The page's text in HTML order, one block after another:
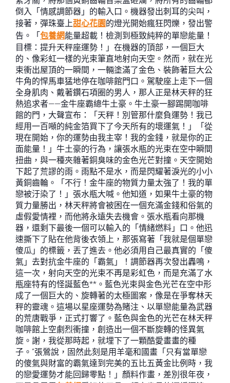
倒入「情感調節器」的輸入口。機器發出刺耳的尖叫，
接著，彈珠臺上甜心花園的燈光開始瘋狂閃爍，發出警
告。「包養網能量超載！檢測到極致純粹的單戀能量！
目標：提升天秤座運勢！」在機器的頂部，一個巨大
的、像彩虹一樣的光束筆直地射向天空。然而，就在光
束衝出屋頂的一瞬間，一輛塗滿了金色、裝飾著巨大公
牛角的悍馬車猛地停在咖啡館門口。駕駛座上走下一個
全身肌肉、戴著鑽石項圈的男人，那人正是林天秤的狂
熱追求者——金牛座霸總牛土豪。牛土豪一腳踢開咖啡
館的門，大聲宣布：「天秤！別管那什麼負運勢！我已
經用一百噸的純金箔買下了今天所有的壞運氣！」「從
現在開始，你的運勢由我主宰！我的金錢，就是你的正
面能量！」牛土豪的行為，讓張水瓶的光束在空中瞬間
扭曲，與一種夾雜著銅臭味的金色光芒對撞。天空開始
下起了荒謬的雨。雨點不是水，而是閃耀著淚光的小小
黃銅齒輪。「不行！金牛座的物質力量太強了！我的單
戀被汙染了！」張水瓶大喊。他知道，如果牛土豪的物
質力量勝出，林天秤將會被困在一個充滿金錢和俗氣的
虛假愛情裡，而他將永遠失去機會。張水瓶看向那機
器，還剩下最後一個可以輸入的「情緒燃料」口。他迅
速撕下了貼在他背後衣領上，那張寫著「我就是個單戀
傻瓜」的標籤，丟了進去。他必須用自己最真實的「傻
氣」去對抗金牛座的「霸氣」！調節器再次發出轟鳴，
這一次，射向天空的光束不再是彩虹色，而是充滿了水
瓶座特有的怪誕藍色**。藍色光束與金色光芒在空中形
成了一個巨大的、旋轉著的太極圖案，像是在爭奪林天
秤的靈魂。這場以星座運勢為賭注、以單戀能量為武器
的荒唐戰爭，正式打響了。藍色與金色的光芒在林天秤
咖啡館上空劇烈衝撞，創造出一個不斷旋轉的怪異氣
旋。謝，我從那時起，就埋下了一顆酷愛畫畫的種
子。”張鶯說，固然此刻是用羊毫和國畫「只有當單戀
的傻氣與財富的霸氣達到完美的五比五黃金比例時，我
的戀愛運勢才能回歸零點！」顏料作畫，差別很年夜，